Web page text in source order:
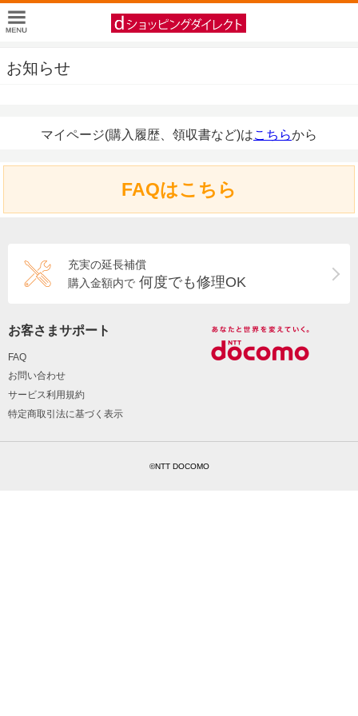
お知らせ
マイページ(購入履歴、領収書など)はこちらから
FAQはこちら
充実の延長補償
購入金額内で 何度でも修理OK
お客さまサポート
FAQ
お問い合わせ
サービス利用規約
特定商取引法に基づく表示
©NTT DOCOMO